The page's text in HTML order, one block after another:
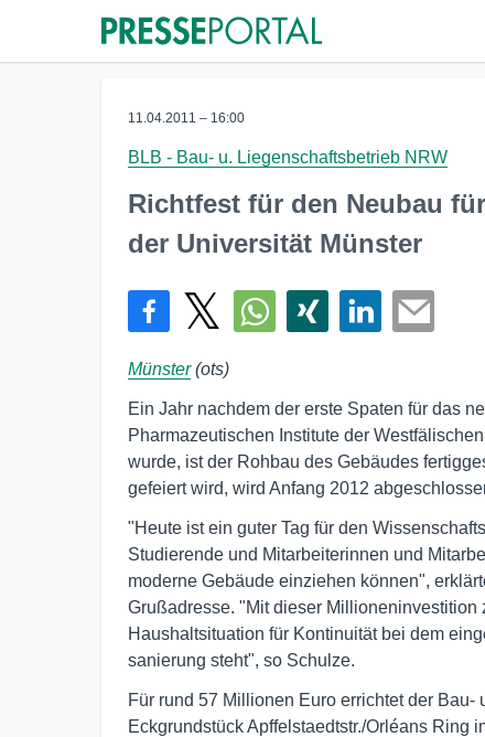
11.04.2011 – 16:00
BLB - Bau- u. Liegenschaftsbetrieb NRW
Richtfest für den Neubau
der Universität Münster
Münster(ots)
Ein Jahr nachdem der erste Spaten für das
Pharmazeutischen Institute der
wurde, ist der Rohbau des Gebäudes
gefeiert wird, wird Anfang 2012
"Heute ist ein guter Tag für den
Studierende und Mitarbeiterinnen und
moderne Gebäude einziehen können",
Grußadresse. "Mit dieser Millioneninvestition
Haushaltsituation für Kontinuität bei dem
sanierung steht", so Schulze.
Für rund 57 Millionen Euro errichtet der
Eckgrundstück Apffelstaedtstr./Orléans Ring